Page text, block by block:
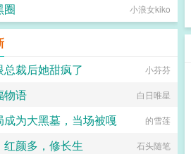
圈 小浪女kiko
总裁后她甜疯了
小芬芬
物语 白日唯星
成为大黑墓，当场被嘎 的雪莲
红颜多，修长生 石头随笔